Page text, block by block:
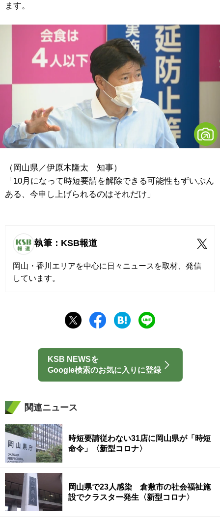
ます。
（岡山県／伊原木隆太 知事）
「10月になって時短要請を解除できる可能性もずいぶん
ある、今申し上げられるのはそれだけ」
執筆：KSB報道
岡山・香川エリアを中心に日々ニュースを取材、発信
しています。
KSB NEWSを
Google検索のお気に入りに登録
関連ニュース
時短要請従わない31店に岡山県が「時短
命令」〈新型コロナ〉
岡山県で23人感染 倉敷市の社会福祉施
設でクラスター発生〈新型コロナ〉